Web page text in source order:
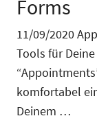
Forms
11/09/2020
Tools für
komfortabel
Deinem …